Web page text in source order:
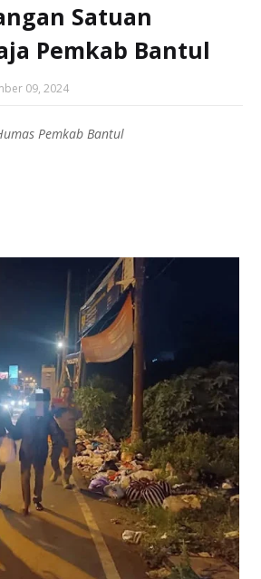
Satuan
Pemkab Bantul
09, 2024
Pemkab Bantul